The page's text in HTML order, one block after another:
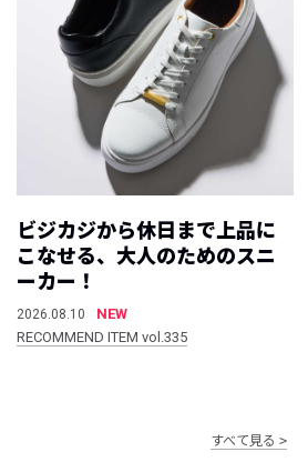
ビジカジから休日まで上品に
こなせる、大人のためのスニ
ーカー！
2026.08.10
NEW
RECOMMEND ITEM vol.335
すべて見る